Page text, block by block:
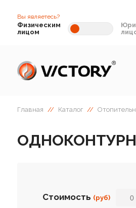
Вы являетесь?
Физическим
лицом
Главная // Каталог //
Стоимость (руб)